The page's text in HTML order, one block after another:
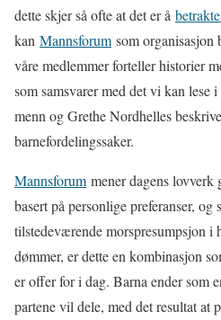
dette skjer så ofte at det er å
kan Mannsforum som
våre medlemmer forteller historier
som samsvarer med det vi kan
menn og Grethe Nordhelles
barnefordelingssaker.
Mannsforum mener dagens
basert på personlige preferanser, og
tilstedeværende morspresumpsjon i
dømmer, er dette en kombinasjon
er offer for i dag. Barna ender som
partene vil dele, med det resultat at